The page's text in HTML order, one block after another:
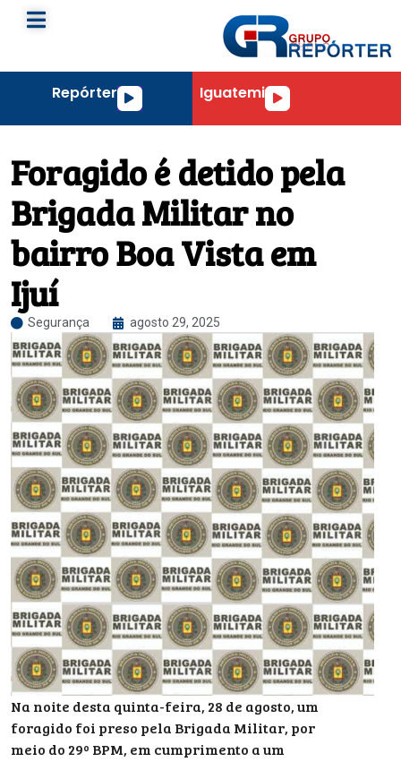
RepórterTocador
IguatemiTocador
Foragido é detido pela
Brigada Militar no
bairro Boa Vista em
Ijuí
Segurança agosto 29, 2025
Na noite desta quinta-feira, 28 de agosto, um
foragido foi preso pela Brigada Militar, por
meio do 29º BPM, em cumprimento a um